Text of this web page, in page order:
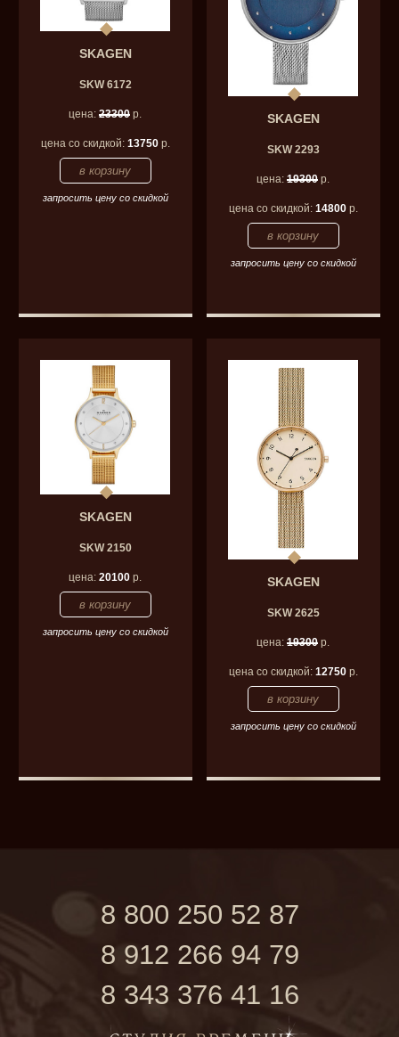
SKAGEN
SKW 6172
цена:23300 р.
цена со скидкой: 13750р.
запросить цену со скидкой
SKAGEN
SKW 2293
цена:19300 р.
цена со скидкой: 14800р.
запросить цену со скидкой
SKAGEN
SKW 2150
цена:20100 р.
запросить цену со скидкой
SKAGEN
SKW 2625
цена:19300 р.
цена со скидкой: 12750р.
запросить цену со скидкой
8 800 250 52 87
8 912 266 94 79
8 343 376 41 16